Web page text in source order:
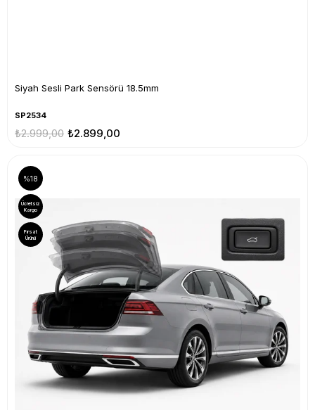
Siyah Sesli Park Sensörü 18.5mm
SP2534
₺2.899,00
₺2.999,00
%18
Ücretsiz
Kargo
Fırsat
Ürünü